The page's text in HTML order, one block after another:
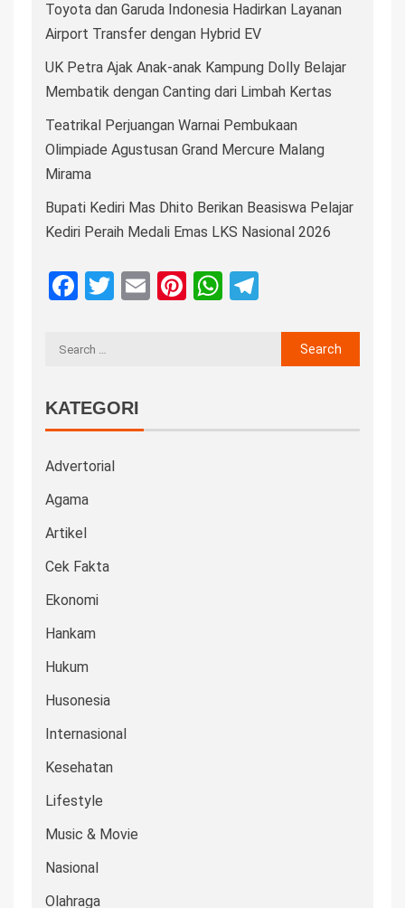
Toyota dan Garuda Indonesia Hadirkan Layanan
Airport Transfer dengan Hybrid EV
UK Petra Ajak Anak-anak Kampung Dolly Belajar
Membatik dengan Canting dari Limbah Kertas
Teatrikal Perjuangan Warnai Pembukaan
Olimpiade Agustusan Grand Mercure Malang
Mirama
Bupati Kediri Mas Dhito Berikan Beasiswa Pelajar
Kediri Peraih Medali Emas LKS Nasional 2026
Facebook
Twitter
EmailPinterest
WhatsApp
KATEGORI
Advertorial
Agama
Artikel
Cek Fakta
Ekonomi
Hankam
Hukum
Husonesia
Internasional
Kesehatan
Lifestyle
Music & Movie
Nasional
Olahraga